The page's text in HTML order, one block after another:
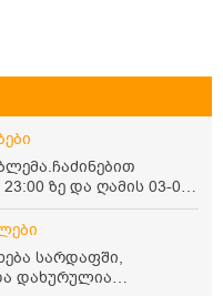
ზე და ღამის 03-00
ვერ ვიძინებ
თუ არის ამ
სარდაფში,
დახურულია